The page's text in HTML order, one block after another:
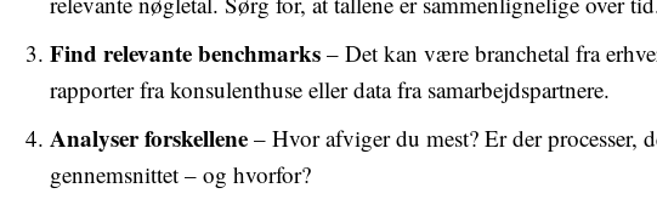
Find relevante benchmarks – Det kan være branchetal fra
rapporter fra konsulenthuse eller data fra samarbejdspartnere.
Analyser forskellene – Hvor afviger du mest? Er der processer,
gennemsnittet – og hvorfor?